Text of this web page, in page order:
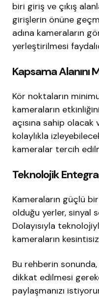
biri giriş ve çıkış
girişlerin önüne
adına kameraların
yerleştirilmesi
Kapsama Alanını
Kör noktaların
kameraların
açısına sahip
kolaylıkla
kameralar tercih
Teknolojik
Kameraların güçlü
olduğu yerler, sinyal
Dolayısıyla
kameraların
Bu rehberin
dikkat edilmesi
paylaşmanızı